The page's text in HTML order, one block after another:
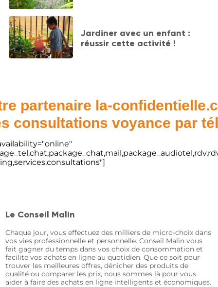
Jardiner avec un enfant :
réussir cette activité !
partenaire la-
consultations voyance par
Le Conseil Malin
Chaque jour, vous effectuez des milliers de micro-choix dans
vos vies professionnelle et personnelle. Conseil Malin vous
fait gagner du temps dans vos choix de consommation et
facilite vos achats en ligne au quotidien. Que ce soit pour
trouver les meilleures offres, dénicher des produits de
qualité ou comparer les prix, nous sommes là pour vous
aider à faire des achats en ligne intelligents et économiques.